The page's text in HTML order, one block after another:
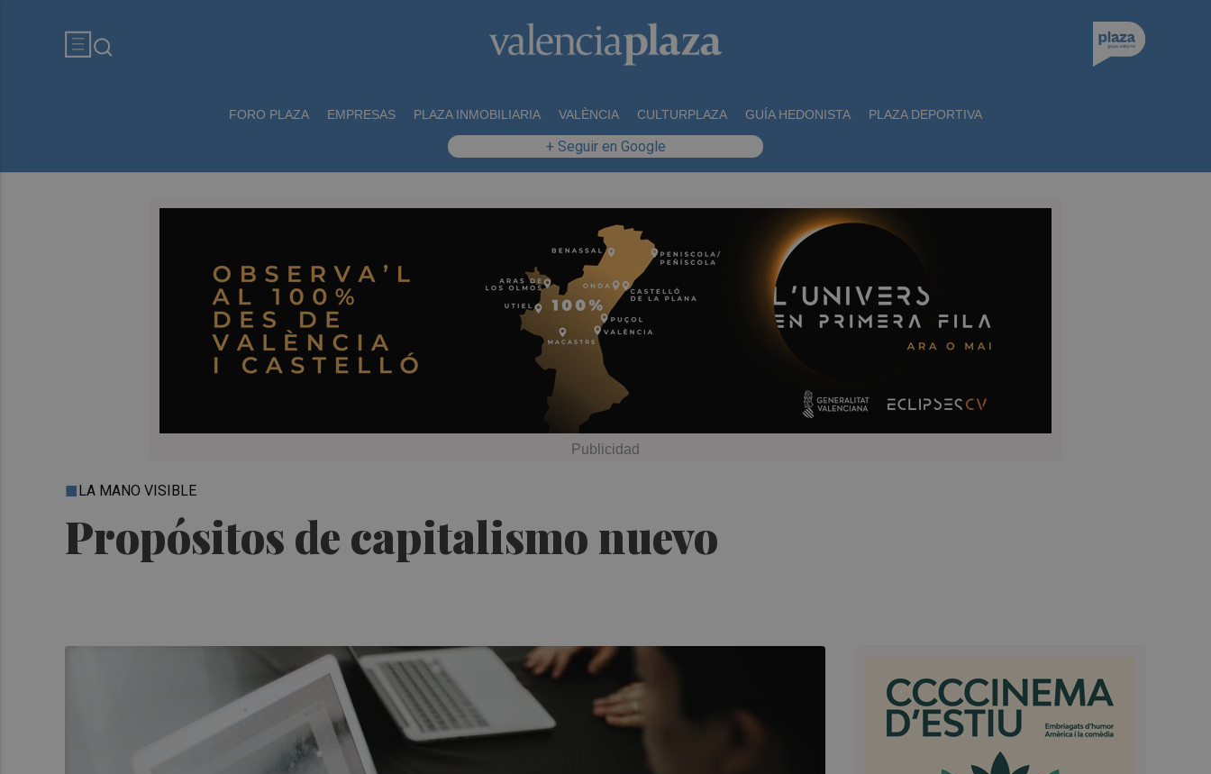
FORO PLAZA EMPRESAS PLAZA INMOBILIARIA VALÈNCIA CULTURPLAZA GUÍA HEDONISTA PLAZA DEPORTIVA
+ Seguir en Google
Propósitos de capitalismo nuevo
LA MANO VISIBLE